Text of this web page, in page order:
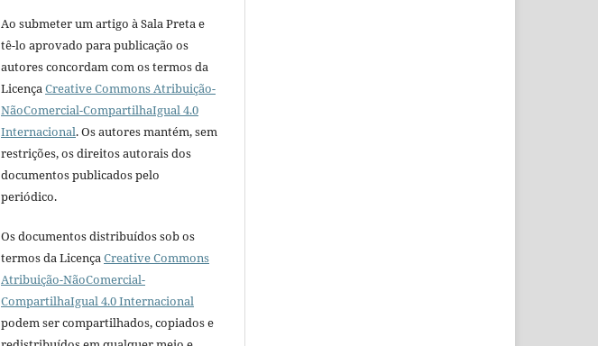
Ao submeter um artigo à Sala Preta e
tê-lo aprovado para publicação os
autores concordam com os termos da
LicençaCreative Commons Atribuição-
NãoComercial-CompartilhaIgual 4.0
Internacional. Os autores mantém, sem
restrições, os direitos autorais dos
documentos publicados pelo
periódico.
Os documentos distribuídos sob os
termos da LicençaCreative Commons
Atribuição-NãoComercial-
CompartilhaIgual 4.0 Internacional
podem ser compartilhados, copiados e